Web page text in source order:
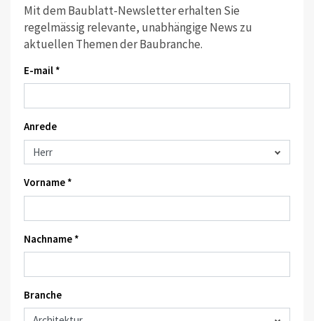
Mit dem Baublatt-Newsletter erhalten Sie
regelmässig relevante, unabhängige News zu
aktuellen Themen der Baubranche.
E-mail *
Anrede
Vorname *
Nachname *
Branche